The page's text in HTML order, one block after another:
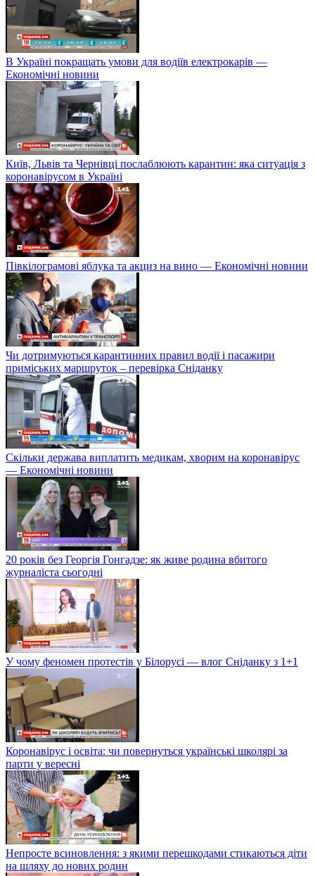
В Україні покращать умови для водіїв електрокарів —
Економічні новини
Київ, Львів та Чернівці послаблюють карантин: яка ситуація з
коронавірусом в Україні
Півкілограмові яблука та акциз на вино — Економічні новини
Чи дотримуються карантинних правил водії і пасажири
приміських маршруток – перевірка Сніданку
Скільки держава виплатить медикам, хворим на коронавірус
— Економічні новини
20 років без Георгія Гонгадзе: як живе родина вбитого
журналіста сьогодні
У чому феномен протестів у Білорусі — влог Сніданку з 1+1
Коронавірус і освіта: чи повернуться українські школярі за
парти у вересні
Непросте всиновлення: з якими перешкодами стикаються діти
на шляху до нових родин